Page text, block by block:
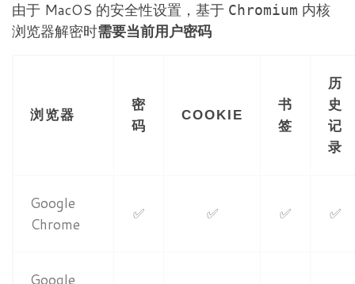
由于 MacOS 的安全性设置，基于 Chromium 内核
浏览器解密时需要当前用户密码
浏览器
密
码
COOKIE
书
签
历
史
记
录
Google
Chrome
✅ ✅ ✅ ✅
Google